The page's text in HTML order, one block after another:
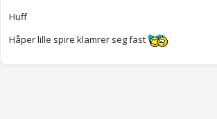
Huff
Håper lille spire klamrer seg fast